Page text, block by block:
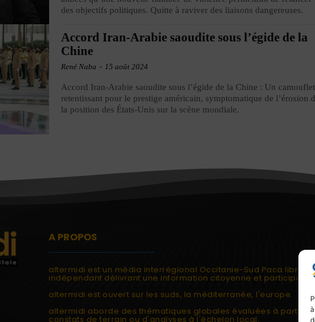
des objectifs politiques. Quitte à raviver des liaisons dangereuses.
Accord Iran-Arabie saoudite sous l’égide de la
Chine
René Naba - 15 août 2024
Accord Iran-Arabie saoudite sous l’égide de la Chine : Un camouflet
retentissant pour le prestige américain, symptomatique de l’érosion
la position des États-Unis sur la scène mondiale.
A PROPOS
altermidi est un média interrégional Occitanie-Sud Paca libre et
indépendant délivrant une information citoyenne et
altermidi est ouvert sur les suds, la méditerranée, l'europe.
altermidi aborde des thématiques globales évaluées à partir
constats de terrain ou d'analyses à l'échelon local.